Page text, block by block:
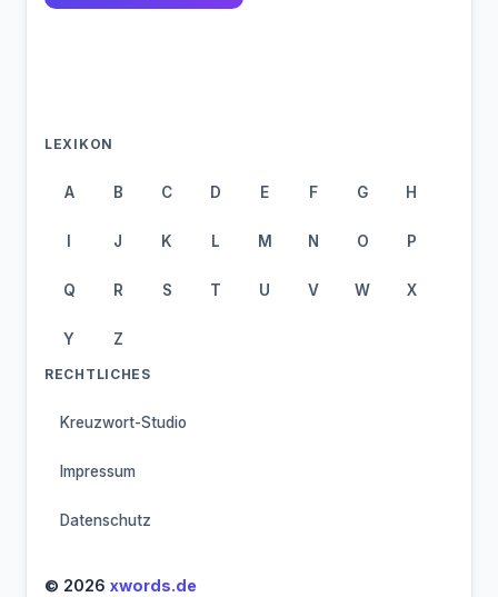
LEXIKON
A B C D E F G H
I J K L M N O P
Q R S T U V W X
Y Z
RECHTLICHES
Kreuzwort-Studio
Impressum
Datenschutz
© 2026 xwords.de